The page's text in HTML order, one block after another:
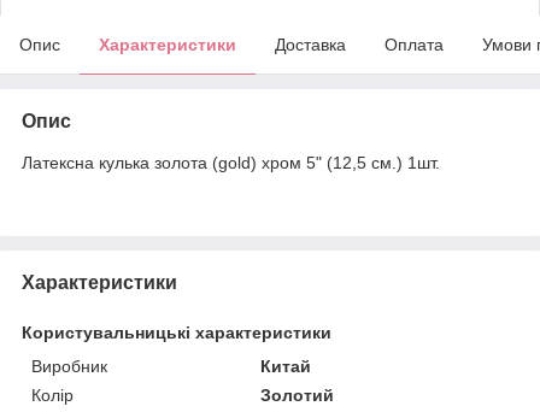
Опис Характеристики Доставка Оплата Умови
Опис
Латексна кулька золота (gold) хром 5" (12,5 см.) 1шт.
Характеристики
Користувальницькі характеристики
Виробник
Китай
Колір
Золотий